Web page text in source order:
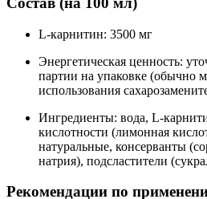
L-карнитин: 3500 мг
Энергетическая ценность:
партии на упаковке (обычно
использования
Ингредиенты: вода, L-
кислотности (лимонная
натуральные, консерванты
натрия), подсластители
Рекомендации по